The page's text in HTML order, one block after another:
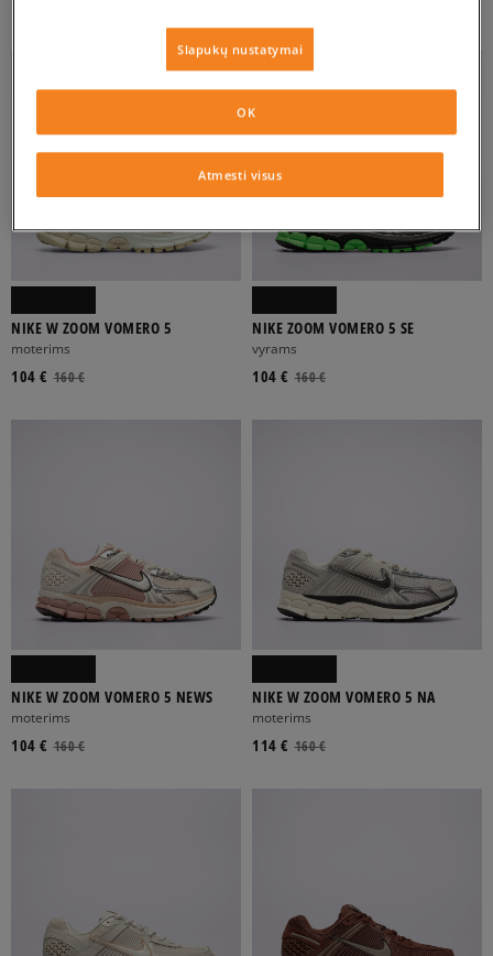
NIKE W ZOOM VOMERO 5
moterims
160 €
104 €
NIKE ZOOM VOMERO 5 SE
vyrams
160 €
104 €
NIKE W ZOOM VOMERO 5 NEWS
moterims
160 €
104 €
NIKE W ZOOM VOMERO 5 NA
moterims
160 €
114 €
Slapukų nustatymai
Atmesti visus
OK